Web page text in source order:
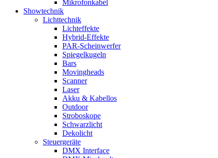
Mikrofonkabel
Showtechnik
Lichttechnik
Lichteffekte
Hybrid-Effekte
PAR-Scheinwerfer
Spiegelkugeln
Bars
Movingheads
Scanner
Laser
Akku & Kabellos
Outdoor
Stroboskope
Schwarzlicht
Dekolicht
Steuergeräte
DMX Interface